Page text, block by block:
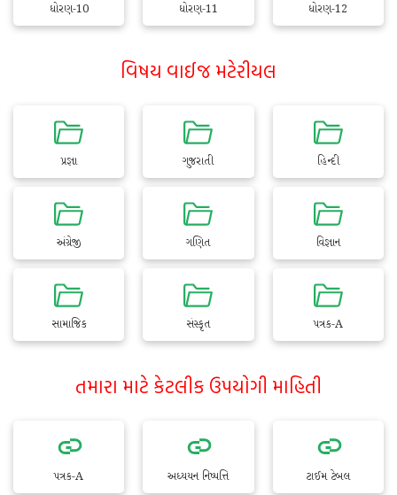
ધોરણ-10 ધોરણ-11 ધોરણ-12
વિષય વાઈજ મટેરીયલ
પ્રજ્ઞા ગુજરાતી હિન્દી
અંગ્રેજી ગણિત વિજ્ઞાન
સામાજિક સંસ્કૃત પત્રક-A
તમારા માટે કેટલીક ઉપયોગી માહિતી
પત્રક-A અધ્યયન નિષ્પત્તિ ટાઈમ ટેબલ